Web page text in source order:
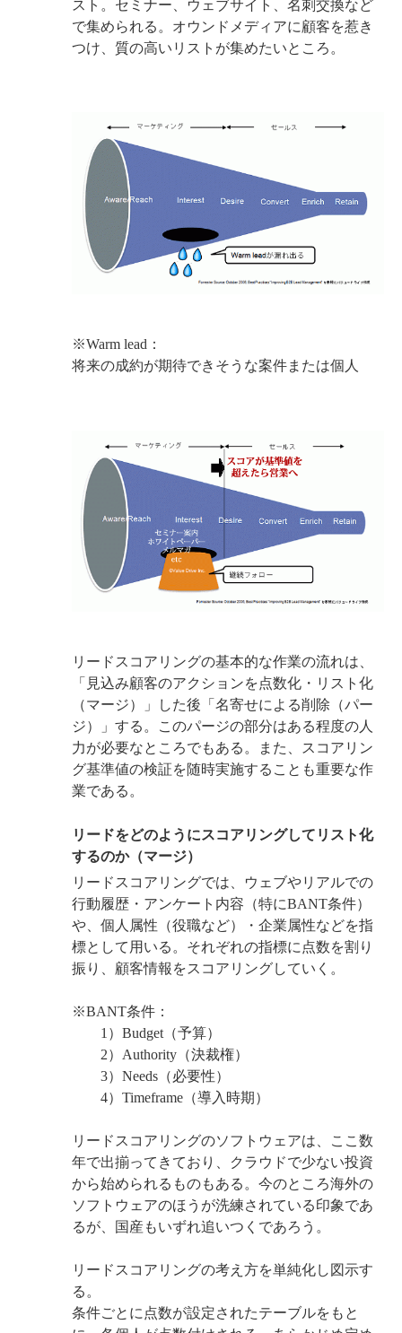
スト。セミナー、ウェブサイト、名刺交換など
で集められる。オウンドメディアに顧客を惹き
つけ、質の高いリストが集めたいところ。
※Warm lead：
将来の成約が期待できそうな案件または個人
リードスコアリングの基本的な作業の流れは、
「見込み顧客のアクションを点数化・リスト化
（マージ）」した後「名寄せによる削除（パー
ジ）」する。このパージの部分はある程度の人
力が必要なところでもある。また、スコアリン
グ基準値の検証を随時実施することも重要な作
業である。
リードをどのようにスコアリングしてリスト化
するのか（マージ）
リードスコアリングでは、ウェブやリアルでの
行動履歴・アンケート内容（特にBANT条件）
や、個人属性（役職など）・企業属性などを指
標として用いる。それぞれの指標に点数を割り
振り、顧客情報をスコアリングしていく。
※BANT条件：
1）Budget（予算）
2）Authority（決裁権）
3）Needs（必要性）
4）Timeframe（導入時期）
リードスコアリングのソフトウェアは、ここ数
年で出揃ってきており、クラウドで少ない投資
から始められるものもある。今のところ海外の
ソフトウェアのほうが洗練されている印象であ
るが、国産もいずれ追いつくであろう。
リードスコアリングの考え方を単純化し図示す
る。
条件ごとに点数が設定されたテーブルをもと